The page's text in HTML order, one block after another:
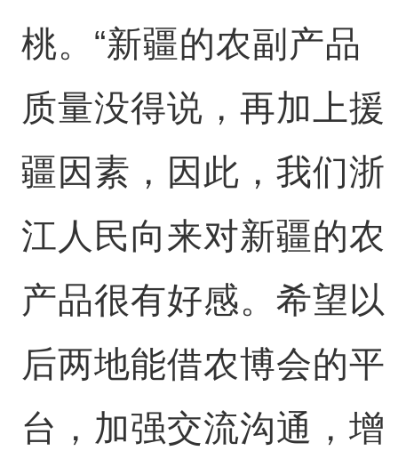
桃。“新疆的农副产品
质量没得说，再加上援
疆因素，因此，我们浙
江人民向来对新疆的农
产品很有好感。希望以
后两地能借农博会的平
台，加强交流沟通，增